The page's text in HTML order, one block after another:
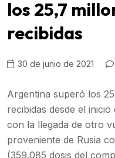
los 25,7
recibidas
30 de junio de 2021
Argentina superó los
recibidas desde el
con la llegada de otro
proveniente de Rusia
(359.085 dosis del